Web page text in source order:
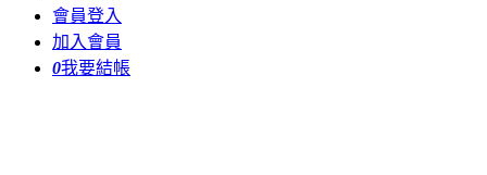
會員登入
加入會員
0我要結帳